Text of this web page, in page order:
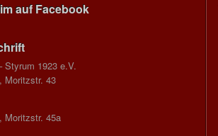
auf Facebook
Styrum 1923 e.V.
Moritzstr. 43
Moritzstr. 45a